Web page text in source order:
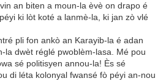
an biten a moun-la èvè on drapo é
ki lòt koté a lanmè-la, ki jan zò vlé
pli fon ankò an Karayib-la é adan
la dwèt réglé pwoblèm-lasa. Mé pou
sé politisyen annou-la! Ès sé
di léta kolonyal fwansé fò péyi an-nou